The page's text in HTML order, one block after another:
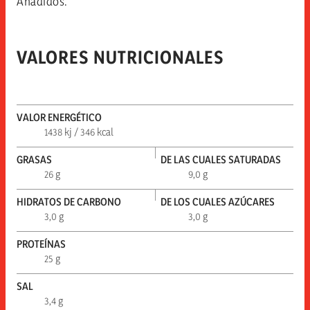
VALORES NUTRICIONALES
VALOR ENERGÉTICO
1438 kj / 346 kcal
GRASAS
26 g
DE LAS CUALES SATURADAS
9,0 g
HIDRATOS DE CARBONO
3,0 g
DE LOS CUALES AZÚCARES
3,0 g
PROTEÍNAS
25 g
SAL
3,4 g